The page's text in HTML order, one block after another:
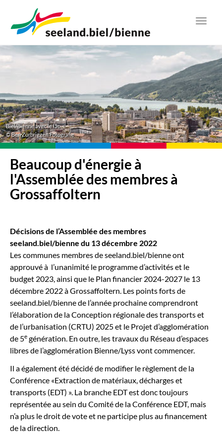
contenu
Toggle
Biel/Bienne avec le lac
© Ben Zurbriggen Fotografie
Beaucoup d'énergie à
l'Assemblée des membres à
Grossaffoltern
Décisions de l’Assemblée des membres
seeland.biel/bienne du 13 décembre 2022
Les communes membres de seeland.biel/bienne ont
approuvé à l’unanimité le programme d’activités et le
budget 2023, ainsi que le Plan financier 2024-2027 le 13
décembre 2022 à Grossaffoltern. Les points forts de
seeland.biel/bienne de l’année prochaine comprendront
l’élaboration de la Conception régionale des transports et
de l’urbanisation (CRTU) 2025 et le Projet d’agglomération
de 5e génération. En outre, les travaux du Réseau d’espaces
libres de l’agglomération Bienne/Lyss vont commencer.
Il a également été décidé de modifier le règlement de la
Conférence «Extraction de matériaux, décharges et
transports (EDT) ». La branche EDT est donc toujours
représentée au sein du Comité de la Conférence EDT, mais
n’a plus le droit de vote et ne participe plus au financement
de la direction.